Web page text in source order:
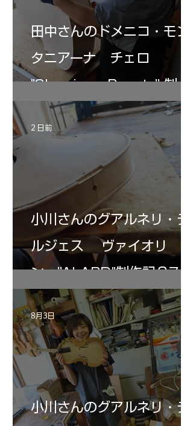
田中さんのドメニコ・モン
タニアーナ チェロ
"Sleeping・Beauty” 制作
記 31
小川さんのグアルネリ・デ
ルジェス ヴァイオリ
ン ”ALARD"制作記３7
2 日前
小川さんのグアルネリ・デ
8月3日